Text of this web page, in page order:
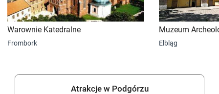
Warownie Katedralne
Frombork
Muzeum
Elbląg
Atrakcje w Podgórzu